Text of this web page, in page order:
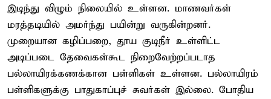
இடிந்து விழும் நிலையில் உள்ளன. மாணவர்கள்
மரத்தடியில் அமர்ந்து பயின்று வருகின்றனர்.
முறையான கழிப்பறை, தூய குடிநீர் உள்ளிட்ட
அடிப்படை தேவைகள்கூட நிறைவேற்றப்படாத
பல்லாயிரக்கணக்கான பள்ளிகள் உள்ளன. பல்லாயிரம்
பள்ளிகளுக்கு பாதுகாப்புச் சுவர்கள் இல்லை. போதிய